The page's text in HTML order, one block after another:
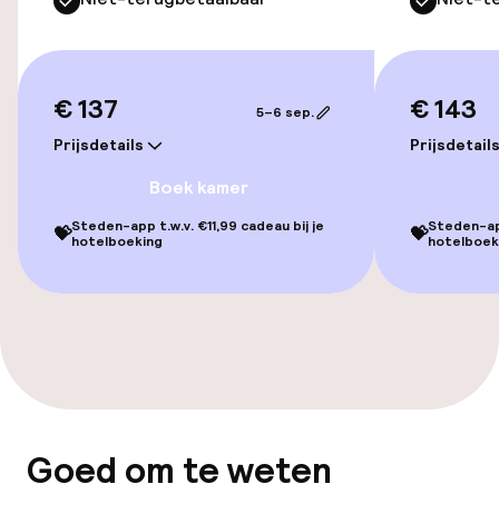
Zwemmen & wellness
Fitnessruimte / gym
Entertainment
Terras
€ 137
Prijsdetails
5–6 sep.
Boek kamer
💝Steden-app t.w.v. €11,99 cadeau bij je
hotelboeking
€ 143
Prijsdetails
💝Steden-
Goed om te weten